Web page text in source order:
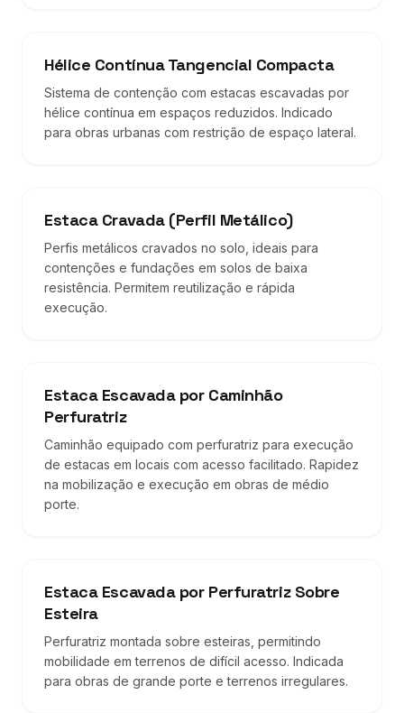
Hélice Contínua Tangencial Compacta
Sistema de contenção com estacas escavadas por
hélice contínua em espaços reduzidos. Indicado
para obras urbanas com restrição de espaço lateral.
Estaca Cravada (Perfil Metálico)
Perfis metálicos cravados no solo, ideais para
contenções e fundações em solos de baixa
resistência. Permitem reutilização e rápida
execução.
Estaca Escavada por Caminhão
Perfuratriz
Caminhão equipado com perfuratriz para execução
de estacas em locais com acesso facilitado. Rapidez
na mobilização e execução em obras de médio
porte.
Estaca Escavada por Perfuratriz Sobre
Esteira
Perfuratriz montada sobre esteiras, permitindo
mobilidade em terrenos de difícil acesso. Indicada
para obras de grande porte e terrenos irregulares.